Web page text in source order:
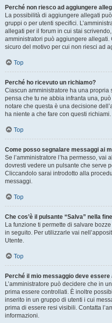
Perché non riesco ad aggiungere
La possibilità di aggiungere allegati
gruppi o per utenti specifici.
allegati per il forum in cui stai
amministratori può aggiungere allegati.
sicuro del motivo per cui non riesci ad
Top
Perché ho ricevuto un richiamo?
Ciascun amministratore ha una
pensa che tu ne abbia infranta una,
notare che questa è una decisione
ha niente a che fare con questi richiami.
Top
Come posso segnalare messaggi ai
Se l’amministratore l’ha permesso, vai
dovresti vedere un pulsante che serve
Cliccandolo sarai introdotto alla
messaggi.
Top
Che cos’è il pulsante “Salva” nella
La funzione ti permette di salvare
in seguito. Per utilizzarle vai
Utente.
Top
Perché il mio messaggio deve essere
L’amministratore può decidere che in
prima essere controllati. È inoltre
inserito in un gruppo di utenti i cui
prima di essere resi visibili. Contatta
informazioni.